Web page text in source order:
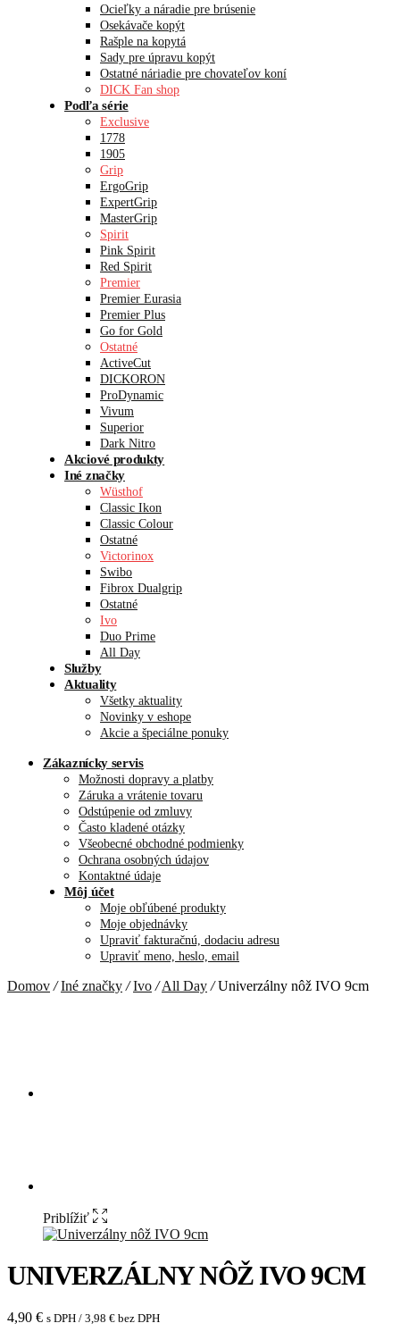
Ocieľky a náradie pre brúsenie
Osekávače kopýt
Rašple na kopytá
Sady pre úpravu kopýt
Ostatné náriadie pre chovateľov koní
DICK Fan shop
Podľa série
Exclusive
1778
1905
Grip
ErgoGrip
ExpertGrip
MasterGrip
Spirit
Pink Spirit
Red Spirit
Premier
Premier Eurasia
Premier Plus
Go for Gold
Ostatné
ActiveCut
DICKORON
ProDynamic
Vivum
Superior
Dark Nitro
Akciové produkty
Iné značky
Wüsthof
Classic Ikon
Classic Colour
Ostatné
Victorinox
Swibo
Fibrox Dualgrip
Ostatné
Ivo
Duo Prime
All Day
Služby
Aktuality
Všetky aktuality
Novinky v eshope
Akcie a špeciálne ponuky
Zákaznícky servis
Možnosti dopravy a platby
Záruka a vrátenie tovaru
Odstúpenie od zmluvy
Často kladené otázky
Všeobecné obchodné podmienky
Ochrana osobných údajov
Kontaktné údaje
Môj účet
Moje obľúbené produkty
Moje objednávky
Upraviť fakturačnú, dodaciu adresu
Upraviť meno, heslo, email
Domov / Iné značky / Ivo / All Day /Univerzálny nôž IVO 9cm
Priblížiť
UNIVERZÁLNY NÔŽ IVO 9CM
4,90 € s DPH / 3,98 € bez DPH